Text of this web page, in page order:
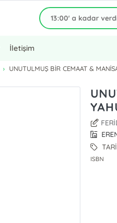
İletişim
UNUTULMUŞ BİR CEMAAT &
ISBN